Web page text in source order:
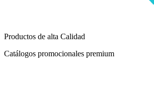
Productos de alta Calidad
Catálogos promocionales premium